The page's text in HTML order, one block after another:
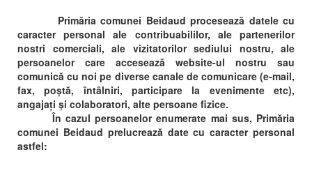
Primăria comunei Beidaud procesează datele cu
caracter personal ale contribuabililor, ale partenerilor
nostri comerciali, ale vizitatorilor sediului nostru, ale
persoanelor care accesează website-ul nostru sau
comunică cu noi pe diverse canale de comunicare (e-mail,
fax, poștă, întâlniri, participare la evenimente etc),
angajați și colaboratori, alte persoane fizice.
În cazul persoanelor enumerate mai sus, Primăria
comunei Beidaud prelucrează date cu caracter personal
astfel: